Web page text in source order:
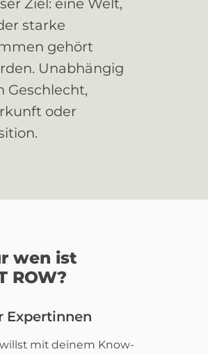
Ziel: eine Welt,
starke
gehört
Unabhängig
Geschlecht,
oder
wen ist
ROW?
Expertinnen
mit deinem Know-